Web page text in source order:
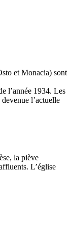
et Monacia) sont
l’année 1934. Les
l’actuelle
la piève
L’église